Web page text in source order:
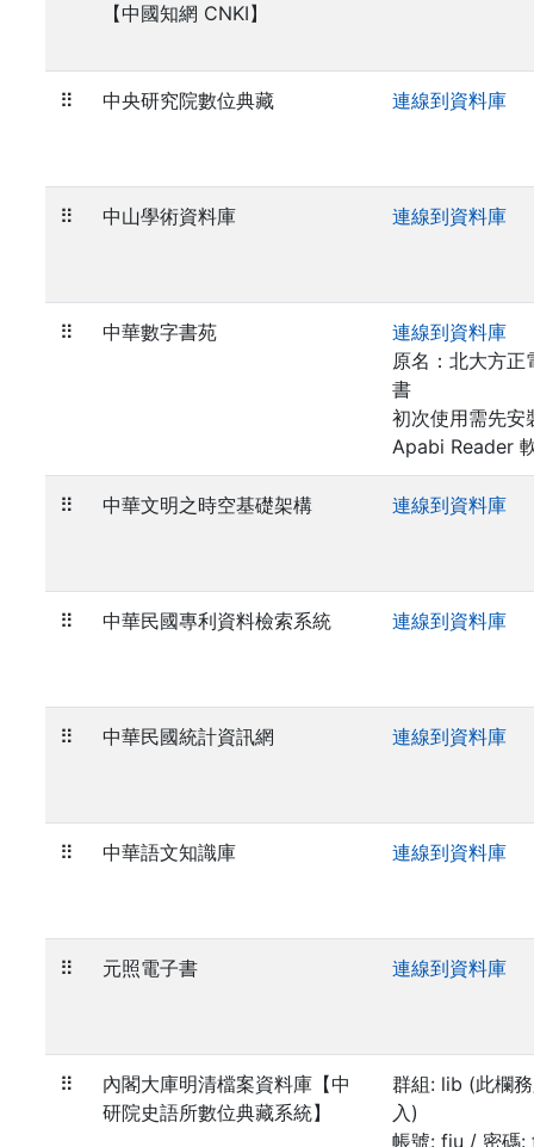
【中國知網 CNKI】
⠿ 中央研究院數位典藏 連線到資料庫
⠿ 中山學術資料庫 連線到資料庫
⠿ 中華數字書苑
連線到資料庫
原名：北大方正
書
初次使用需先安
Apabi Reader
⠿ 中華文明之時空基礎架構 連線到資料庫
⠿ 中華民國專利資料檢索系統 連線到資料庫
⠿ 中華民國統計資訊網 連線到資料庫
⠿ 中華語文知識庫 連線到資料庫
⠿ 元照電子書 連線到資料庫
⠿
內閣大庫明清檔案資料庫【中
研院史語所數位典藏系統】
群組: lib (此欄
入)
帳號: fju / 密碼: